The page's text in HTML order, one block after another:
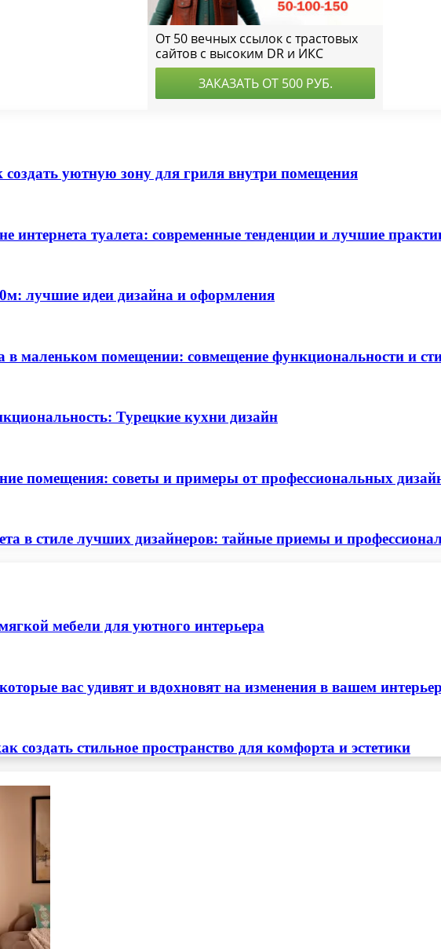
уютную зону для гриля внутри помещения
интернета туалета: современные тенденции и лучшие
лучшие идеи дизайна и оформления
в маленьком помещении: совмещение функциональности и
Турецкие кухни дизайн
помещения: советы и примеры от профессиональных
в стиле лучших дизайнеров: тайные приемы и
мебели для уютного интерьера
вас удивят и вдохновят на изменения в вашем
создать стильное пространство для комфорта и эстетики